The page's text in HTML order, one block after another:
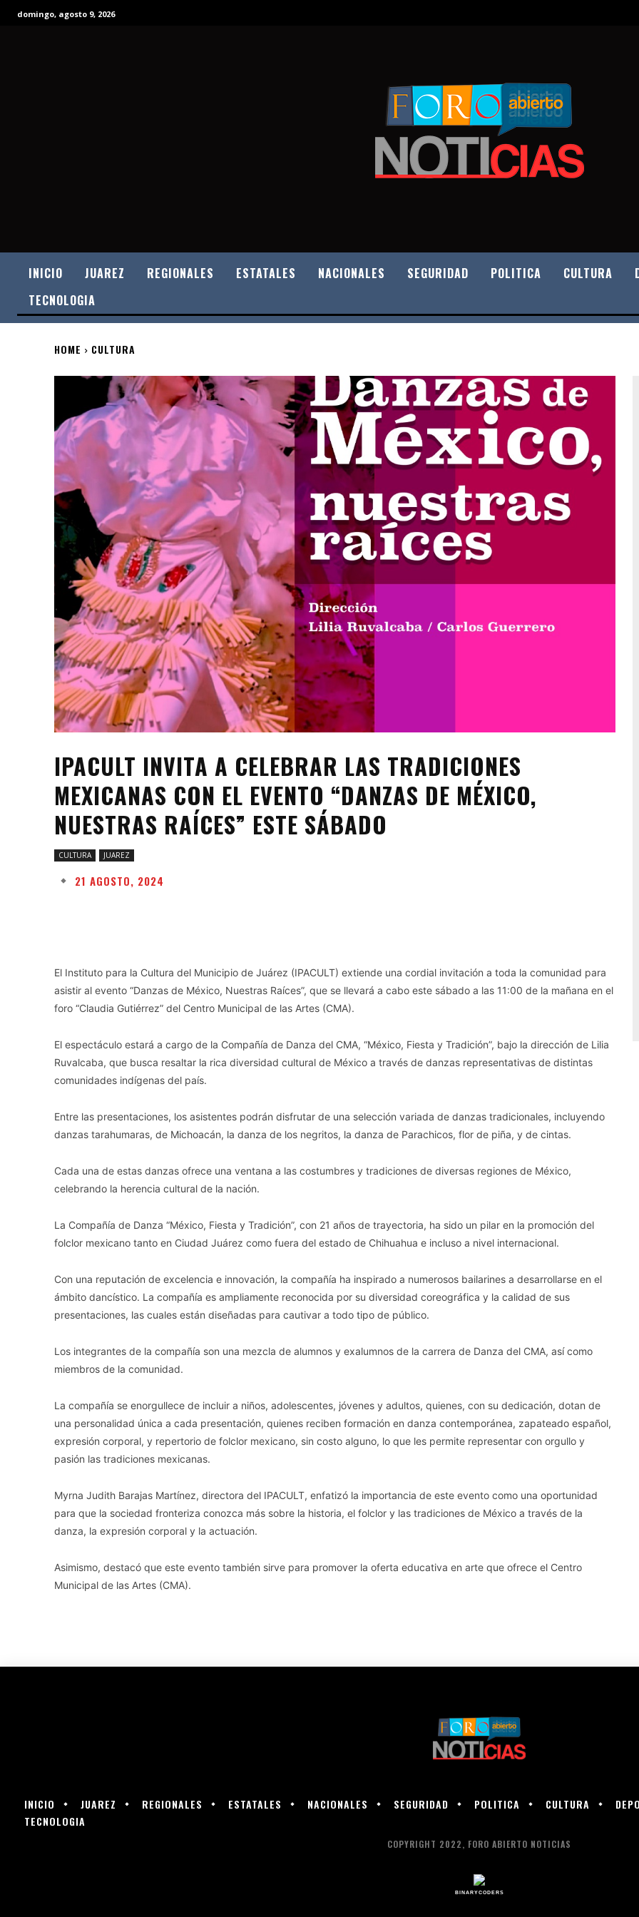
domingo, agosto 9, 2026
INICIO JUAREZ REGIONALES ESTATALES NACIONALES SEGURIDAD POLITICA CULTURA
TECNOLOGIA
HOME CULTURA
IPACULT INVITA A CELEBRAR LAS TRADICIONES
MEXICANAS CON EL EVENTO “DANZAS DE MÉXICO,
NUESTRAS RAÍCES” ESTE SÁBADO
CULTURA JUAREZ
21 AGOSTO, 2024
El Instituto para la Cultura del Municipio de Juárez (IPACULT) extiende una cordial invitación a toda la comunidad para
asistir al evento “Danzas de México, Nuestras Raíces”, que se llevará a cabo este sábado a las 11:00 de la mañana en el
foro “Claudia Gutiérrez” del Centro Municipal de las Artes (CMA).
El espectáculo estará a cargo de la Compañía de Danza del CMA, “México, Fiesta y Tradición”, bajo la dirección de Lilia
Ruvalcaba, que busca resaltar la rica diversidad cultural de México a través de danzas representativas de distintas
comunidades indígenas del país.
Entre las presentaciones, los asistentes podrán disfrutar de una selección variada de danzas tradicionales, incluyendo
danzas tarahumaras, de Michoacán, la danza de los negritos, la danza de Parachicos, flor de piña, y de cintas.
Cada una de estas danzas ofrece una ventana a las costumbres y tradiciones de diversas regiones de México,
celebrando la herencia cultural de la nación.
La Compañía de Danza “México, Fiesta y Tradición”, con 21 años de trayectoria, ha sido un pilar en la promoción del
folclor mexicano tanto en Ciudad Juárez como fuera del estado de Chihuahua e incluso a nivel internacional.
Con una reputación de excelencia e innovación, la compañía ha inspirado a numerosos bailarines a desarrollarse en el
ámbito dancístico. La compañía es ampliamente reconocida por su diversidad coreográfica y la calidad de sus
presentaciones, las cuales están diseñadas para cautivar a todo tipo de público.
Los integrantes de la compañía son una mezcla de alumnos y exalumnos de la carrera de Danza del CMA, así como
miembros de la comunidad.
La compañía se enorgullece de incluir a niños, adolescentes, jóvenes y adultos, quienes, con su dedicación, dotan de
una personalidad única a cada presentación, quienes reciben formación en danza contemporánea, zapateado español,
expresión corporal, y repertorio de folclor mexicano, sin costo alguno, lo que les permite representar con orgullo y
pasión las tradiciones mexicanas.
Myrna Judith Barajas Martínez, directora del IPACULT, enfatizó la importancia de este evento como una oportunidad
para que la sociedad fronteriza conozca más sobre la historia, el folclor y las tradiciones de México a través de la
danza, la expresión corporal y la actuación.
Asimismo, destacó que este evento también sirve para promover la oferta educativa en arte que ofrece el Centro
Municipal de las Artes (CMA).
INICIO JUAREZ REGIONALES ESTATALES NACIONALES SEGURIDAD POLITICA CULTURA
TECNOLOGIA
COPYRIGHT 2022, FORO ABIERTO NOTICIAS
BINARYCODERS